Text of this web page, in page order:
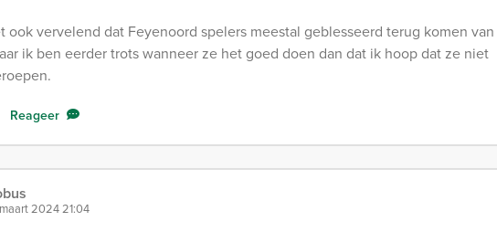
ook vervelend dat Feyenoord spelers meestal geblesseerd terug komen van
ik ben eerder trots wanneer ze het goed doen dan dat ik hoop dat ze niet
Reageer
2024 21:04